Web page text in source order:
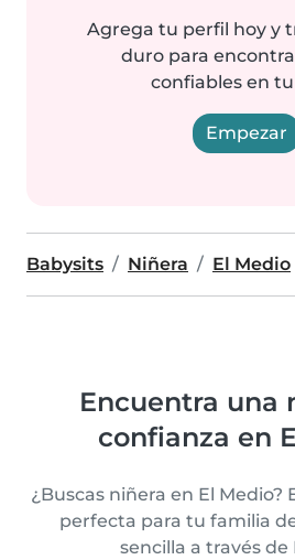
Agrega tu perfil hoy y
duro para
confiables en
Empezar
Babysits Niñera El Medio
Encuentra una
confianza en
¿Buscas niñera en El Medio?
perfecta para tu familia
sencilla a través de